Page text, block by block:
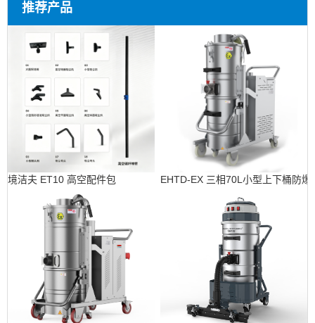
推荐产品
境洁夫 ET10 高空配件包 EHTD-EX 三相70L小型上下桶防爆